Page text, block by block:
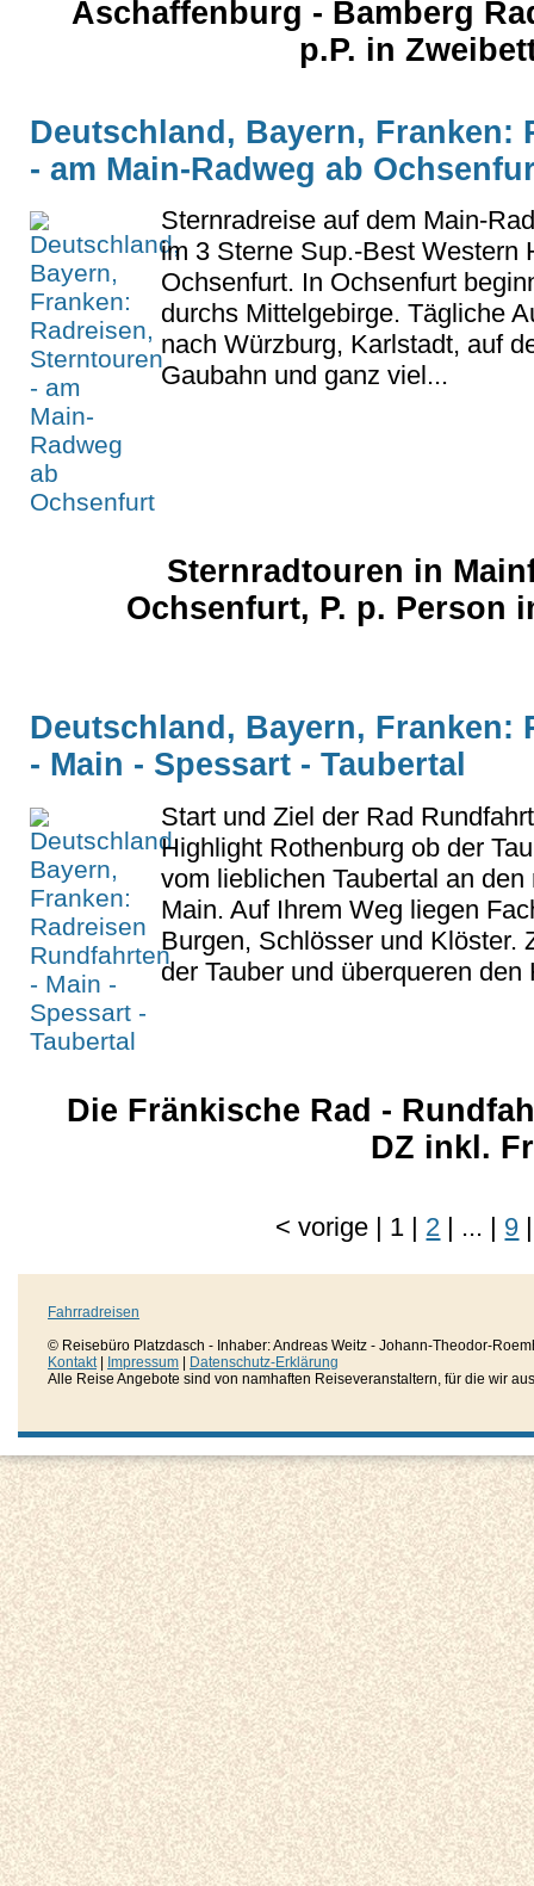
Aschaffenburg - Bamberg
p.P. in
Deutschland, Bayern, Franken:
- am Main-Radweg ab
Sternradreise auf dem Main-
im 3 Sterne Sup.-Best Western
Ochsenfurt. In Ochsenfurt
durchs Mittelgebirge. Tägliche
nach Würzburg, Karlstadt, auf
Gaubahn und ganz viel...
Sternradtouren in
Ochsenfurt, P. p. Person
Deutschland, Bayern, Franken:
- Main - Spessart - Taubertal
Start und Ziel der Rad
Highlight Rothenburg ob der
vom lieblichen Taubertal an den
Main. Auf Ihrem Weg liegen
Burgen, Schlösser und Klöster.
der Tauber und überqueren
Die Fränkische Rad -
DZ inkl.
<vorige | 1 | 2 | ... | 9 |
Fahrradreisen
© Reisebüro Platzdasch - Inhaber: Andreas Weitz - Johann-Theodor-
Kontakt| Impressum
Datenschutz-Erklärung
Alle Reise Angebote sind von namhaften Reiseveranstaltern, für die wir